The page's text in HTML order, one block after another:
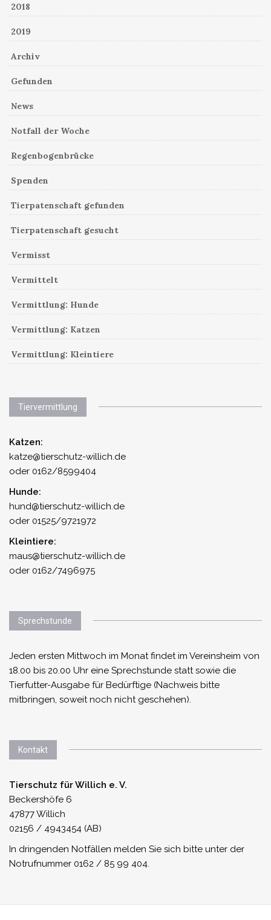
2018
2019
Archiv
Gefunden
News
Notfall der Woche
Regenbogenbrücke
Spenden
Tierpatenschaft gefunden
Tierpatenschaft gesucht
Vermisst
Vermittelt
Vermittlung: Hunde
Vermittlung: Katzen
Vermittlung: Kleintiere
Tiervermittlung
Katzen:
katze@tierschutz-willich.de
oder 0162/8599404
Hunde:
hund@tierschutz-willich.de
oder 01525/9721972
Kleintiere:
maus@tierschutz-willich.de
oder 0162/7496975
Sprechstunde
Jeden ersten Mittwoch im Monat findet im Vereinsheim von
18.00 bis 20.00 Uhr eine Sprechstunde statt sowie die
Tierfutter-Ausgabe für Bedürftige (Nachweis bitte
mitbringen, soweit noch nicht geschehen).
Kontakt
Tierschutz für Willich e. V.
Beckershöfe 6
47877 Willich
02156 / 4943454 (AB)
In dringenden Notfällen melden Sie sich bitte unter der
Notrufnummer 0162 / 85 99 404.